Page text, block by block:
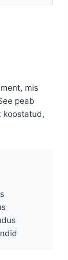
mis
peab
koostatud,